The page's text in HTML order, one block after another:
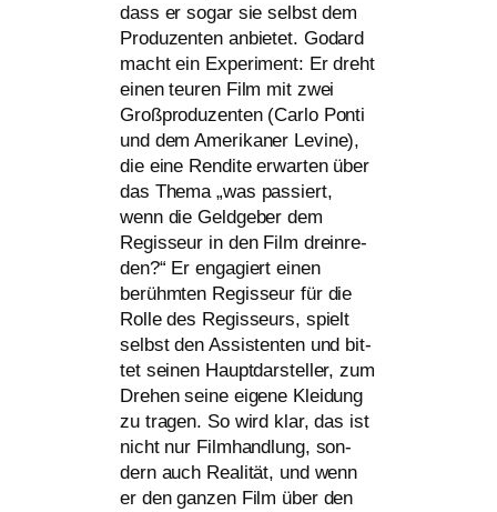
dass er sogar sie selbst dem
Produzenten anbie­tet. Godard
macht ein Experiment: Er dreht
einen teu­ren Film mit zwei
Großproduzenten (Carlo Ponti
und dem Amerikaner Levine),
die eine Rendite erwar­ten über
das Thema „was pas­siert,
wenn die Geldgeber dem
Regisseur in den Film drein­re­
den?“ Er enga­giert einen
berühm­ten Regisseur für die
Rolle des Regisseurs, spielt
selbst den Assistenten und bit­
tet sei­nen Hauptdarsteller, zum
Drehen sei­ne eige­ne Kleidung
zu tra­gen. So wird klar, das ist
nicht nur Filmhandlung, son­
dern auch Realität, und wenn
er den gan­zen Film über den